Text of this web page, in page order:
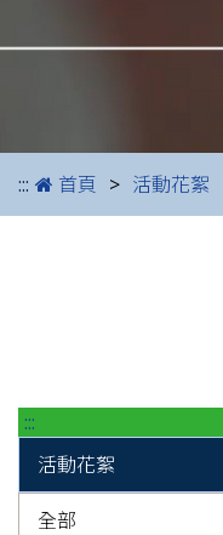
::: 首頁 活動花絮
:::
活動花絮
全部